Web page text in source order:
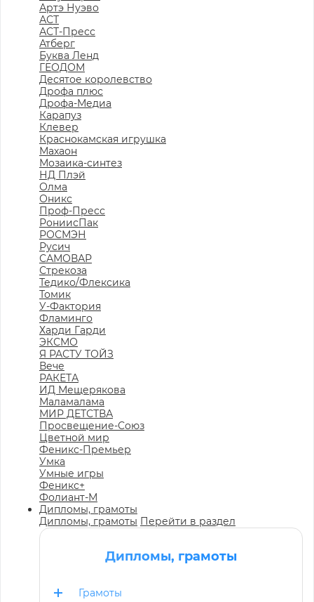
Артэ Нуэво
АСТ
АСТ-Пресс
Атберг
Буква Ленд
ГЕОДОМ
Десятое королевство
Дрофа плюс
Дрофа-Медиа
Карапуз
Клевер
Краснокамская игрушка
Махаон
Мозаика-синтез
НД Плэй
Олма
Оникс
Проф-Пресс
РониисПак
РОСМЭН
Русич
САМОВАР
Стрекоза
Тедико/Флексика
Томик
У-Фактория
Фламинго
Харди Гарди
ЭКСМО
Я РАСТУ ТОЙЗ
Вече
РАКЕТА
ИД Мещерякова
Маламалама
МИР ДЕТСТВА
Просвещение-Союз
Цветной мир
Феникс-Премьер
Умка
Умные игры
Феникс+
Фолиант-М
Дипломы, грамоты
Дипломы, грамоты Перейти в раздел
Дипломы, грамоты
Грамоты